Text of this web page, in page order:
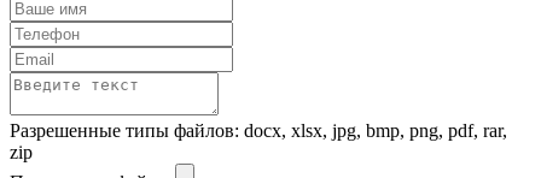
Разрешенные типы файлов: docx, xlsx, jpg, bmp, png, pdf, rar,
zip